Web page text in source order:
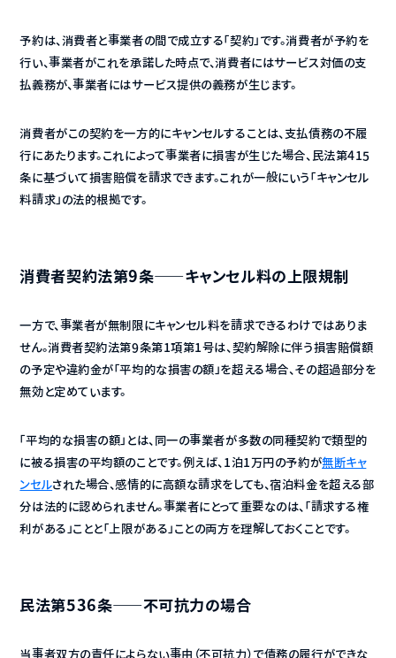
予約は、消費者と事業者の間で成立する「契約」です。消費者が予約を
行い、事業者がこれを承諾した時点で、消費者にはサービス対価の支
払義務が、事業者にはサービス提供の義務が生じます。
消費者がこの契約を一方的にキャンセルすることは、支払債務の不履
行にあたります。これによって事業者に損害が生じた場合、民法第415
条に基づいて損害賠償を請求できます。これが一般にいう「キャンセル
料請求」の法的根拠です。
消費者契約法第9条——キャンセル料の上限規制
一方で、事業者が無制限にキャンセル料を請求できるわけではありま
せん。消費者契約法第9条第1項第1号は、契約解除に伴う損害賠償額
の予定や違約金が「平均的な損害の額」を超える場合、その超過部分を
無効と定めています。
「平均的な損害の額」とは、同一の事業者が多数の同種契約で類型的
に被る損害の平均額のことです。例えば、1泊1万円の予約が無断キャ
ンセルされた場合、感情的に高額な請求をしても、宿泊料金を超える部
分は法的に認められません。事業者にとって重要なのは、「請求する権
利がある」ことと「上限がある」ことの両方を理解しておくことです。
民法第536条——不可抗力の場合
当事者双方の責任によらない事由（不可抗力）で債務の履行ができな